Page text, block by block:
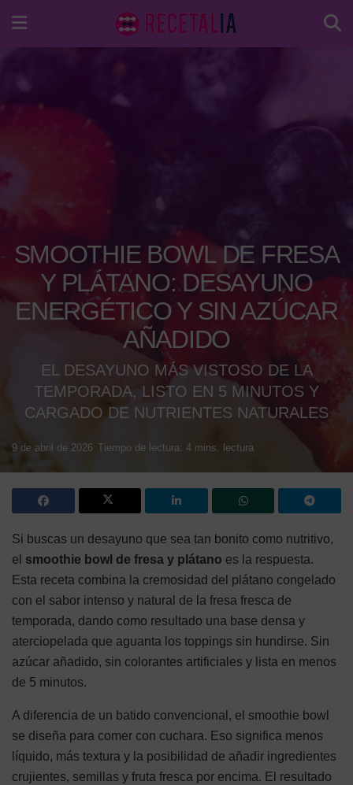
SMOOTHIE BOWL DE FRESA
Y PLÁTANO: DESAYUNO
ENERGÉTICO Y SIN AZÚCAR
AÑADIDO
EL DESAYUNO MÁS VISTOSO DE LA
TEMPORADA, LISTO EN 5 MINUTOS Y
CARGADO DE NUTRIENTES NATURALES
9 de abril de 2026 Tiempo de lectura: 4 mins. lectura
Si buscas un desayuno que sea tan bonito como nutritivo,
el smoothie bowl de fresa y plátano es la respuesta.
Esta receta combina la cremosidad del plátano congelado
con el sabor intenso y natural de la fresa fresca de
temporada, dando como resultado una base densa y
aterciopelada que aguanta los toppings sin hundirse. Sin
azúcar añadido, sin colorantes artificiales y lista en menos
de 5 minutos.
A diferencia de un batido convencional, el smoothie bowl
se diseña para comer con cuchara. Eso significa menos
líquido, más textura y la posibilidad de añadir ingredientes
crujientes, semillas y fruta fresca por encima. El resultado